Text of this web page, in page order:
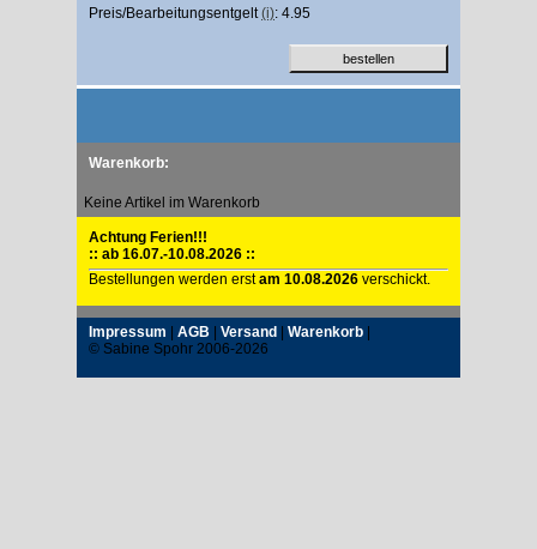
Preis/Bearbeitungsentgelt(i): 4.95
Warenkorb:
Keine Artikel im Warenkorb
Achtung Ferien!!!
:: ab 16.07.-10.08.2026 ::
Bestellungen werden erstam 10.08.2026 verschickt.
Impressum | AGB | Versand | Warenkorb |
© Sabine Spohr 2006-2026